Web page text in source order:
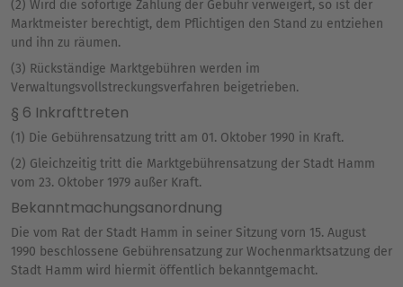
(2) Wird die sofortige Zahlung der Gebühr verweigert, so ist der
Marktmeister berechtigt, dem Pflichtigen den Stand zu entziehen
und ihn zu räumen.
(3) Rückständige Marktgebühren werden im
Verwaltungsvollstreckungsverfahren beigetrieben.
§ 6 Inkrafttreten
(1) Die Gebührensatzung tritt am 01. Oktober 1990 in Kraft.
(2) Gleichzeitig tritt die Marktgebührensatzung der Stadt Hamm
vom 23. Oktober 1979 außer Kraft.
Bekanntmachungsanordnung
Die vom Rat der Stadt Hamm in seiner Sitzung vorn 15. August
1990 beschlossene Gebührensatzung zur Wochenmarktsatzung der
Stadt Hamm wird hiermit öffentlich bekanntgemacht.